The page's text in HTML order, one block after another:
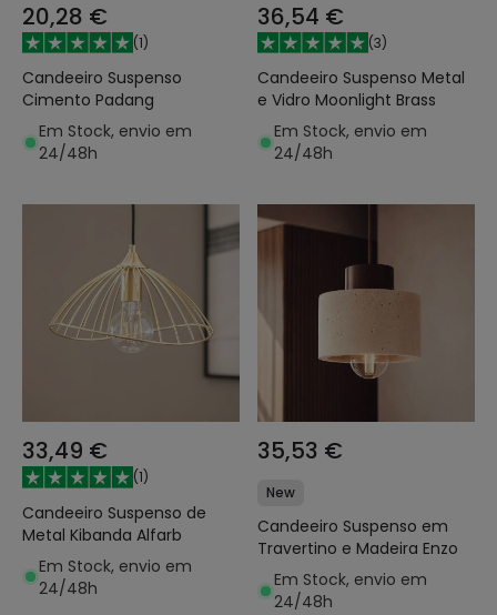
20,28 €
(1)
Candeeiro Suspenso
Cimento Padang
Em Stock, envio em
24/48h
36,54 €
(3)
Candeeiro Suspenso Metal
e Vidro Moonlight Brass
Em Stock, envio em
24/48h
33,49 €
(1)
Candeeiro Suspenso de
Metal Kibanda Alfarb
Em Stock, envio em
24/48h
35,53 €
New
Candeeiro Suspenso em
Travertino e Madeira Enzo
Em Stock, envio em
24/48h